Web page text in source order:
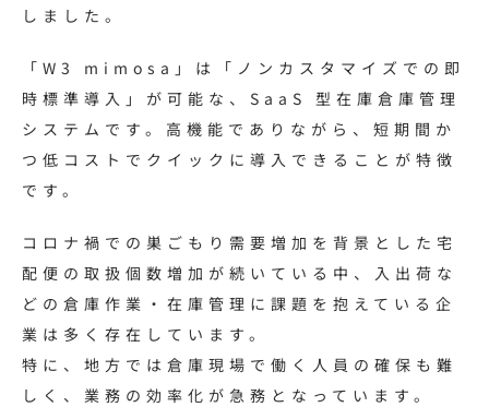
しました。
「W3 mimosa」は「ノンカスタマイズでの即
時標準導入」が可能な、SaaS 型在庫倉庫管理
システムです。高機能でありながら、短期間か
つ低コストでクイックに導入できることが特徴
です。
コロナ禍での巣ごもり需要増加を背景とした宅
配便の取扱個数増加が続いている中、入出荷な
どの倉庫作業・在庫管理に課題を抱えている企
業は多く存在しています。
特に、地方では倉庫現場で働く人員の確保も難
しく、業務の効率化が急務となっています。